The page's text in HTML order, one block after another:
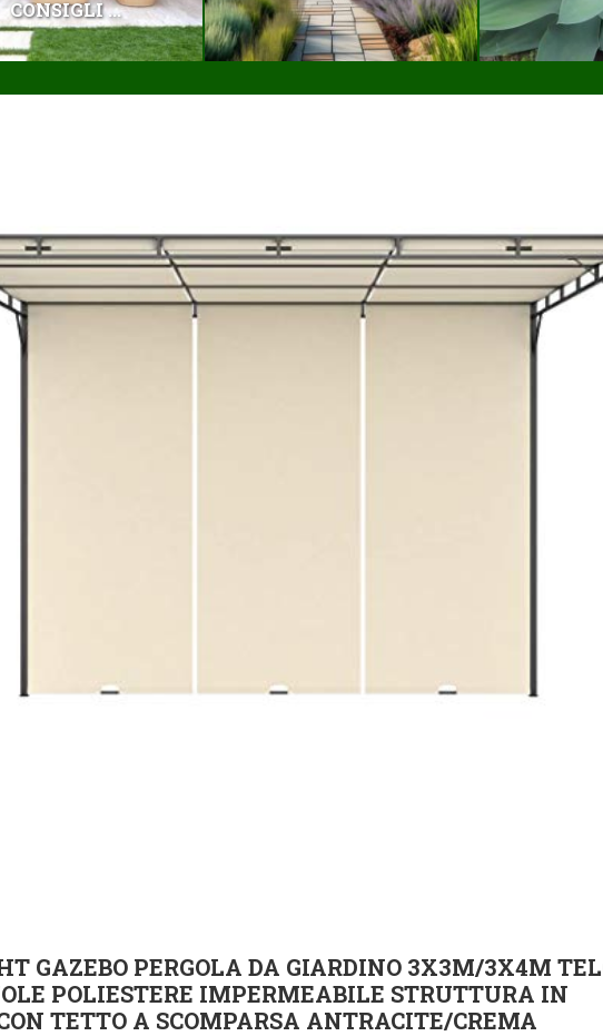
CONSIGLI ...
GAZEBO PERGOLA DA GIARDINO 3X3M/3X4M
POLIESTERE IMPERMEABILE STRUTTURA IN
TETTO A SCOMPARSA ANTRACITE/CREMA